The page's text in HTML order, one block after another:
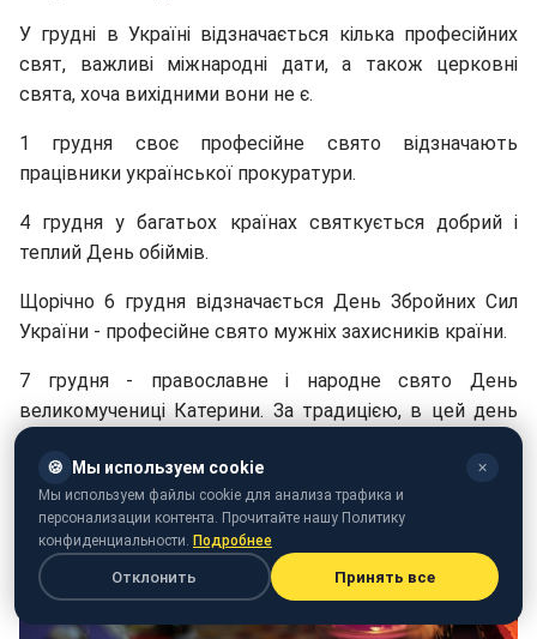
У грудні в Україні відзначається кілька професійних
свят, важливі міжнародні дати, а також церковні
свята, хоча вихідними вони не є.
1 грудня своє професійне свято відзначають
працівники української прокуратури.
4 грудня у багатьох країнах святкується добрий і
теплий День обіймів.
Щорічно 6 грудня відзначається День Збройних Сил
України - професійне свято мужніх захисників країни.
7 грудня - православне і народне свято День
великомучениці Катерини. За традицією, в цей день
жінки і дівчата ворожать, просять любові і
благополуччя в родині.
🍪 Мы используем cookie ✕
Мы используем файлы cookie для анализа трафика и
персонализации контента. Прочитайте нашу Политику
конфиденциальности. Подробнее
Отклонить Принять все